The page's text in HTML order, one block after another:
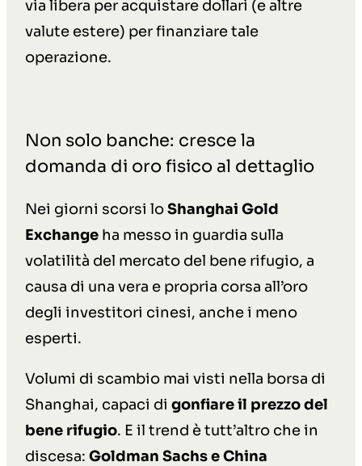
via libera per acquistare dollari (e altre
valute estere) per finanziare tale
operazione.
Non solo banche: cresce la
domanda di oro fisico al dettaglio
Nei giorni scorsi loShanghai Gold
Exchange ha messo in guardia sulla
volatilità del mercato del bene rifugio, a
causa di una vera e propria corsa all’oro
degli investitori cinesi, anche i meno
esperti.
Volumi di scambio mai visti nella borsa di
Shanghai, capaci di gonfiare il prezzo del
bene rifugio. E il trend è tutt’altro che in
discesa: Goldman Sachs e China